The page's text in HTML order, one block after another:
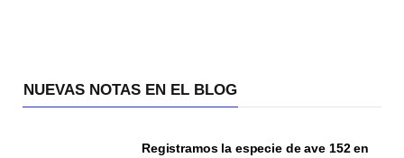
NUEVAS NOTAS EN EL BLOG
Registramos la especie de ave 152 en